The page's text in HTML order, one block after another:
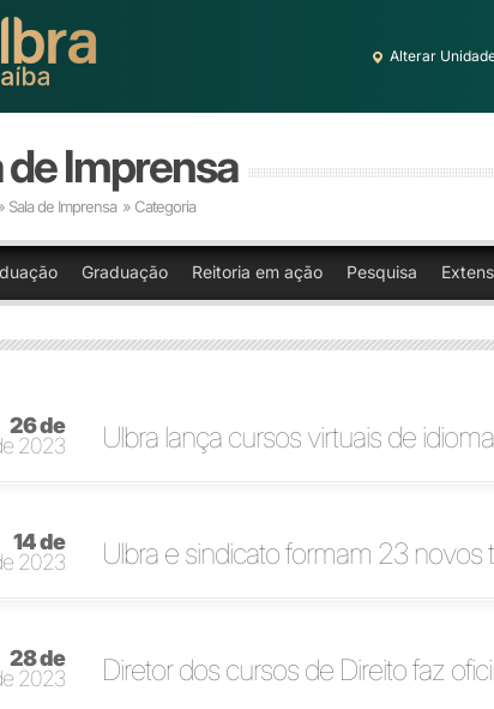
Alterar
de Imprensa
Sala de Imprensa » Categoria
Graduação Reitoria em ação Pesquisa
26 de
2023
Ulbra lança cursos virtuais de
14 de
2023
Ulbra e sindicato formam 23 novos
28 de
2023
Diretor dos cursos de Direito faz